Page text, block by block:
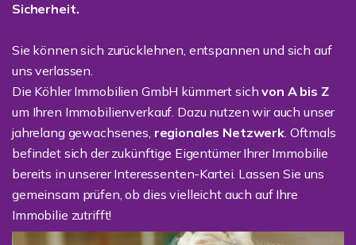
Sicherheit.
Sie können sich zurücklehnen, entspannen und sich auf
uns verlassen.
Die Köhler Immobilien GmbH kümmert sichvon A bis Z
um Ihren Immobilienverkauf. Dazu nutzen wir auch unser
jahrelang gewachsenes, regionales Netzwerk. Oftmals
befindet sich der zukünftige Eigentümer Ihrer Immobilie
bereits in unserer Interessenten-Kartei. Lassen Sie uns
gemeinsam prüfen, ob dies vielleicht auch auf Ihre
Immobilie zutrifft!